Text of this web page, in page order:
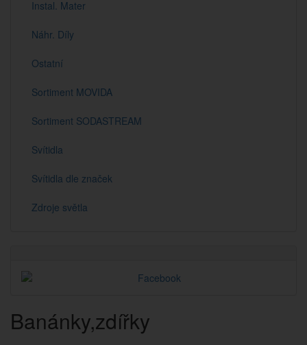
Instal. Mater
Náhr. Díly
Ostatní
Sortiment MOVIDA
Sortiment SODASTREAM
Svítidla
Svítidla dle značek
Zdroje světla
Banánky,zdířky